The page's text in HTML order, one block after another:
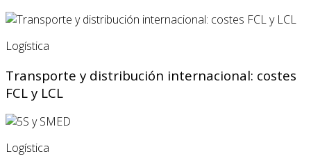
Logística
Transporte y distribución internacional: costes
FCL y LCL
Logística